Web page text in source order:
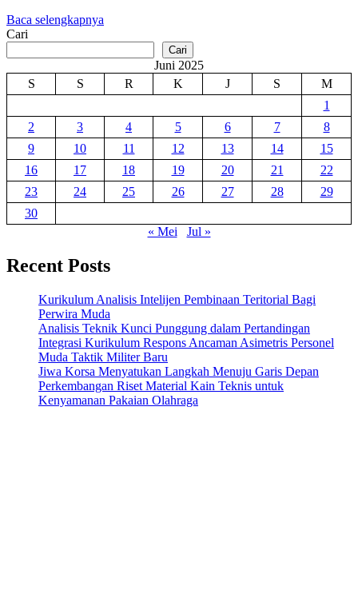
Baca selengkapnya
Cari
Cari
Juni 2025
S
S R K J S
M
1
2
3 4 5 6 7
8
9
10 11 12 13 14
15
16
17 18 19 20 21
22
23
24 25 26 27 28
29
30
« Mei
Jul »
Recent Posts
Kurikulum Analisis Intelijen Pembinaan Teritorial Bagi
Perwira Muda
Analisis Teknik Kunci Punggung dalam Pertandingan
Integrasi Kurikulum Respons Ancaman Asimetris Personel
Muda Taktik Militer Baru
Jiwa Korsa Menyatukan Langkah Menuju Garis Depan
Perkembangan Riset Material Kain Teknis untuk
Kenyamanan Pakaian Olahraga